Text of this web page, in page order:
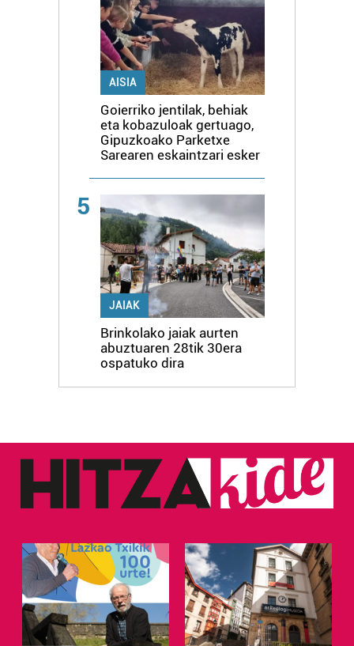
AISIA
Goierriko jentilak, behiak
eta kobazuloak gertuago,
Gipuzkoako Parketxe
Sarearen eskaintzari esker
5
JAIAK
Brinkolako jaiak aurten
abuztuaren 28tik 30era
ospatuko dira